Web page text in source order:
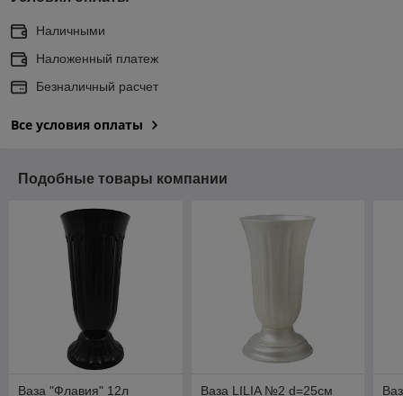
Наличными
Наложенный платеж
Безналичный расчет
Все условия оплаты
Подобные товары компании
Ваза "Флавия" 12л Ваза LILIA №2 d=25см